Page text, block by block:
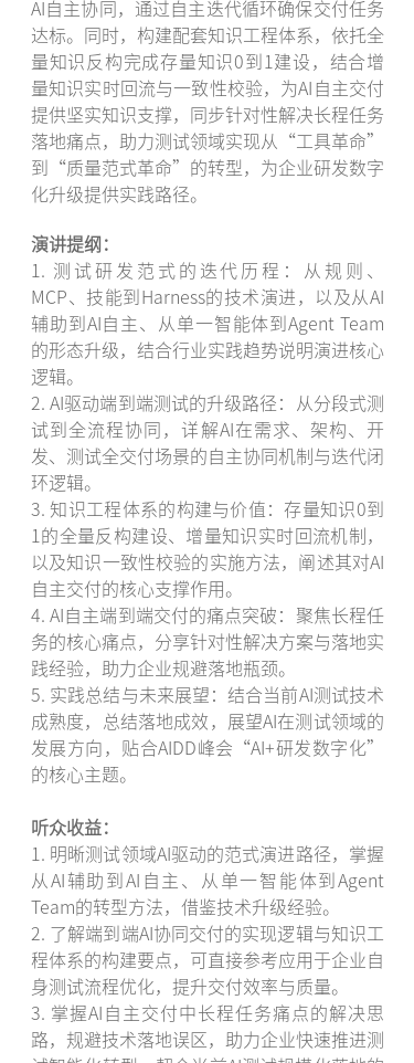
AI自主协同，通过自主迭代循环确保交付任务
达标。同时，构建配套知识工程体系，依托全
量知识反构完成存量知识0到1建设，结合增
量知识实时回流与一致性校验，为AI自主交付
提供坚实知识支撑，同步针对性解决长程任务
落地痛点，助力测试领域实现从“工具革命”
到“质量范式革命”的转型，为企业研发数字
化升级提供实践路径。
演讲提纲：
1. 测试研发范式的迭代历程：从规则、
MCP、技能到Harness的技术演进，以及从AI
辅助到AI自主、从单一智能体到Agent Team
的形态升级，结合行业实践趋势说明演进核心
逻辑。
2. AI驱动端到端测试的升级路径：从分段式测
试到全流程协同，详解AI在需求、架构、开
发、测试全交付场景的自主协同机制与迭代闭
环逻辑。
3. 知识工程体系的构建与价值：存量知识0到
1的全量反构建设、增量知识实时回流机制，
以及知识一致性校验的实施方法，阐述其对AI
自主交付的核心支撑作用。
4. AI自主端到端交付的痛点突破：聚焦长程任
务的核心痛点，分享针对性解决方案与落地实
践经验，助力企业规避落地瓶颈。
5. 实践总结与未来展望：结合当前AI测试技术
成熟度，总结落地成效，展望AI在测试领域的
发展方向，贴合AIDD峰会“AI+研发数字化”
的核心主题。
听众收益：
1. 明晰测试领域AI驱动的范式演进路径，掌握
从AI辅助到AI自主、从单一智能体到Agent
Team的转型方法，借鉴技术升级经验。
2. 了解端到端AI协同交付的实现逻辑与知识工
程体系的构建要点，可直接参考应用于企业自
身测试流程优化，提升交付效率与质量。
3. 掌握AI自主交付中长程任务痛点的解决思
路，规避技术落地误区，助力企业快速推进测